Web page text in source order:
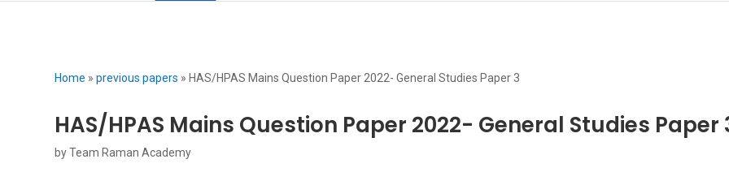
Home »previous papers » HAS/HPAS Mains Question Paper 2022- General Studies Paper 3
HAS/HPAS Mains Question Paper 2022- General Studies Paper
byTeam Raman Academy